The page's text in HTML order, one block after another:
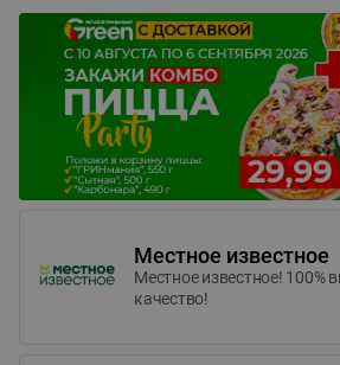
Местное известное
Местное известное! 100%
качество!